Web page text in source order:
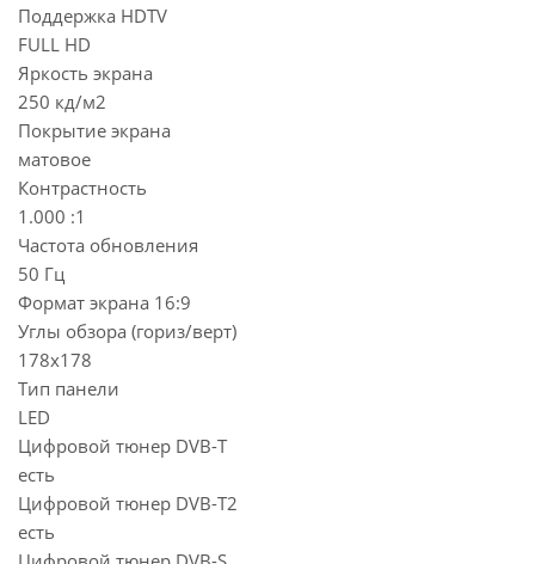
Поддержка HDTV
FULL HD
Яркость экрана
250 кд/м2
Покрытие экрана
матовое
Контрастность
1.000 :1
Частота обновления
50 Гц
Формат экрана 16:9
Углы обзора (гориз/верт)
178x178
Тип панели
LED
Цифровой тюнер DVB-T
есть
Цифровой тюнер DVB-T2
есть